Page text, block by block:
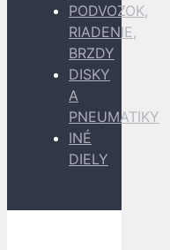
PODVOZOK,
RIADENIE,
BRZDY
DISKY
A
PNEUMATIKY
INÉ
DIELY